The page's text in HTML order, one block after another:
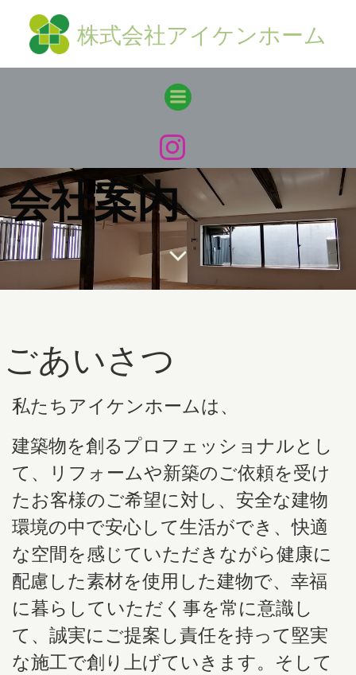
ン
ン
ツ
へ
キ
ッ
株式会社アイケンホーム
会社案内
ごあいさつ
私たちアイケンホームは、
建築物を創るプロフェッショナルとし
て、リフォームや新築のご依頼を受け
たお客様のご希望に対し、安全な建物
環境の中で安心して生活ができ、快適
な空間を感じていただきながら健康に
配慮した素材を使用した建物で、幸福
に暮らしていただく事を常に意識し
て、誠実にご提案し責任を持って堅実
な施工で創り上げていきます。そして